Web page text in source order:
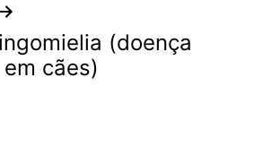
(doença
cães)